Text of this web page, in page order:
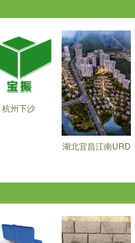
杭州下沙
湖北宜昌江南URD